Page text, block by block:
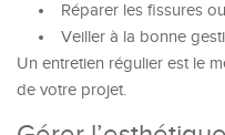
Réparer les fissures
Veiller à la bonne
Un entretien régulier est le
de votre projet.